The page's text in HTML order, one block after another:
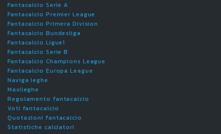
Fantacalcio Serie A
Fantacalcio Premier League
Fantacalcio Primera Division
Fantacalcio Bundesliga
Fantacalcio Ligue1
Fantacalcio Serie B
Fantacalcio Champions League
Fantacalcio Europa League
Naviga leghe
Maxileghe
Regolamento fantacalcio
Voti fantacalcio
Quotazioni fantacalcio
Statistiche calciatori